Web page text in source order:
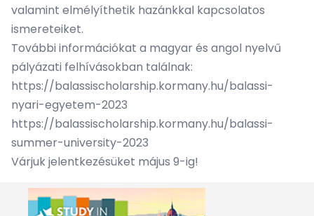
valamint elmélyíthetik hazánkkal kapcsolatos
ismereteiket.
További információkat a magyar és angol nyelvű
pályázati felhívásokban találnak:
https://balassischolarship.kormany.hu/balassi-
nyari-egyetem-2023
https://balassischolarship.kormany.hu/balassi-
summer-university-2023
Várjuk jelentkezésüket május 9-ig!